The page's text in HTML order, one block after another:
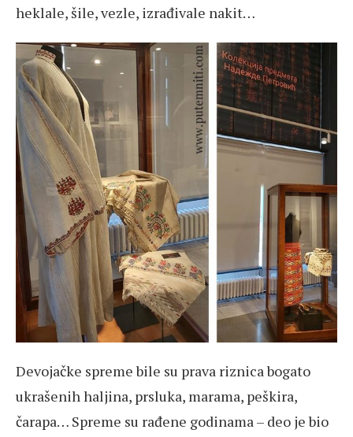
heklale, šile, vezle, izrađivale nakit…
Devojačke spreme bile su prava riznica bogato
ukrašenih haljina, prsluka, marama, peškira,
čarapa… Spreme su rađene godinama – deo je bio